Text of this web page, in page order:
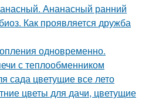
Ананасный ранний
Как проявляется дружба
одновременно.
с теплообменником
сада цветущие все лето
цветы для дачи, цветущие